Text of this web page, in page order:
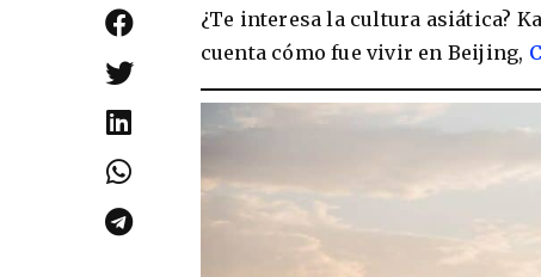
¿Te interesa la cultura asiática?
cuenta cómo fue vivir en Beijing,